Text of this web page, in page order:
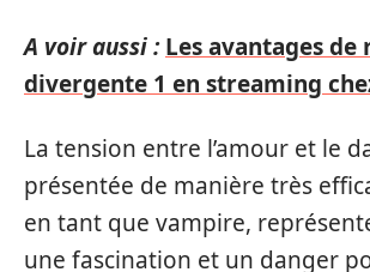
A voir aussi : Les avantages
divergente 1 en streaming
La tension entre l’amour et le
présentée de manière très
en tant que vampire,
une fascination et un danger